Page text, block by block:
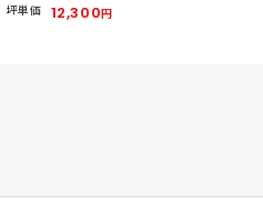
坪単価 12,300円